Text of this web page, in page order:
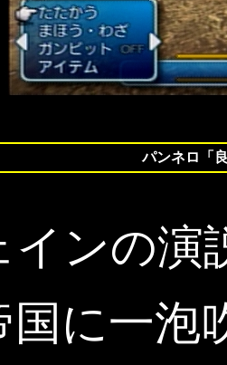
パンネロ「
ンの演
国に一泡